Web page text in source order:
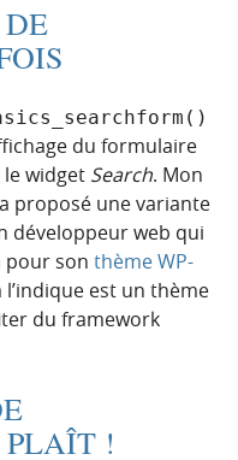
du formulaire
widget Search. Mon
proposé une variante
développeur web qui
son thème WP-
est un thème
du framework
PLAÎT !